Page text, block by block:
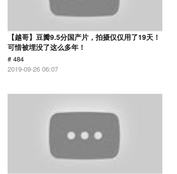
【越哥】豆瓣9.5分国产片，拍摄仅仅用了19天！
可惜被埋没了这么多年！
# 484
2019-09-26 06:07